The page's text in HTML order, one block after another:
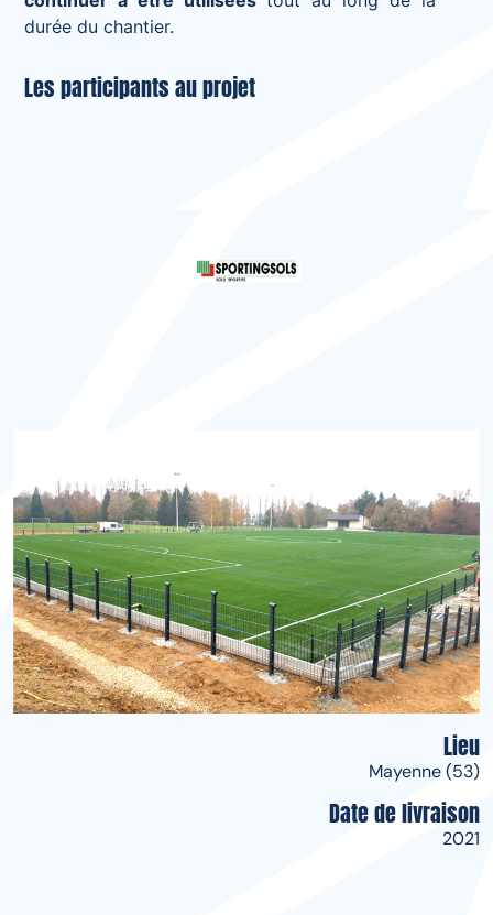
durée du chantier.
Les participants au projet
Lieu
Mayenne (53)
Date de livraison
2021